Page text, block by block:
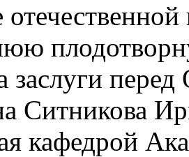
заслуги
Ситникова
кафедрой